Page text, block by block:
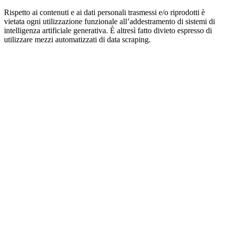
Rispetto ai contenuti e ai dati personali trasmessi e/o riprodotti è
vietata ogni utilizzazione funzionale all’addestramento di sistemi di
intelligenza artificiale generativa. È altresì fatto divieto espresso di
utilizzare mezzi automatizzati di data scraping.